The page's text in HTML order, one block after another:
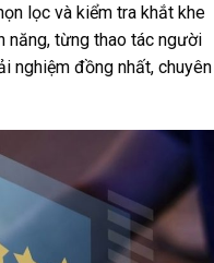
lọc và kiểm tra khắt khe
năng, từng thao tác người
nghiệm đồng nhất, chuyên